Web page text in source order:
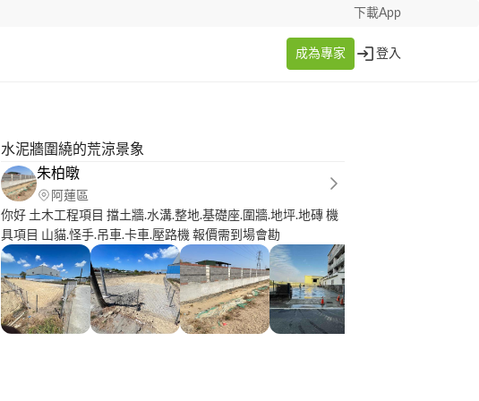
下載App
成為專家 登入
水泥牆圍繞的荒涼景象
朱柏暾
阿蓮區
你好 土木工程項目 擋土牆.水溝.整地.基礎座.圍牆.地坪.地磚 機
具項目 山貓.怪手.吊車.卡車.壓路機 報價需到場會勘